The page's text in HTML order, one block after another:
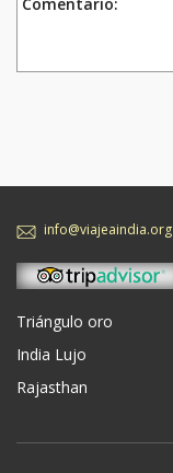
info@viajeaindia.org
Triángulo oro
India Lujo
Rajasthan